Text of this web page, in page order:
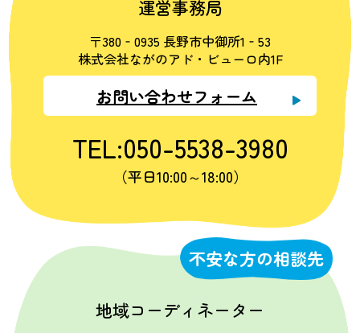
運営事務局
〒380‐0935 長野市中御所1‐53
株式会社ながのアド・ビューロ内1F
お問い合わせフォーム
TEL:050-5538-3980
（平日10:00～18:00）
不安な方の相談先
地域コーディネーター